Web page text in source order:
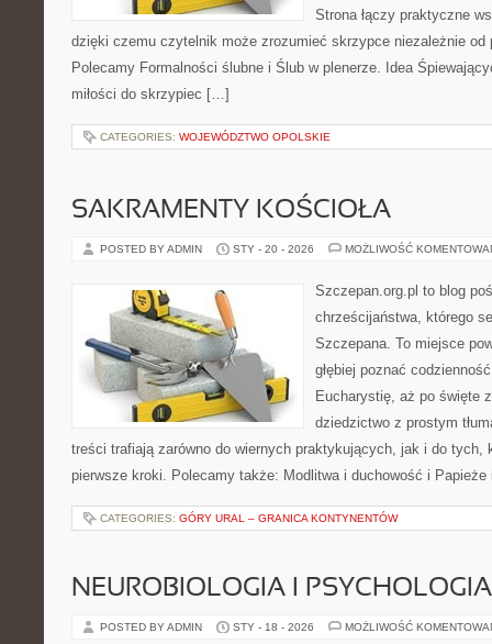
Strona łączy praktyczne
dzięki czemu czytelnik może zrozumieć skrzypce niezależnie od
Polecamy Formalności ślubne i Ślub w plenerze. Idea
miłości do skrzypiec […]
CATEGORIES: WOJEWÓDZTWO OPOLSKIE
SAKRAMENTY KOŚCIOŁA
POSTED BY ADMIN STY - 20 - 2026 MOŻLIWOŚĆ
Szczepan.org.pl to blog
chrześcijaństwa, którego
Szczepana. To miejsce
głębiej poznać
Eucharystię, aż po święte
dziedzictwo z prostym
treści trafiają zarówno do wiernych praktykujących, jak i do tych,
pierwsze kroki. Polecamy także: Modlitwa i duchowość i
CATEGORIES: GÓRY URAL – GRANICA KONTYNENTÓW
NEUROBIOLOGIA I PSYCHOLOGIA
POSTED BY ADMIN STY - 18 - 2026 MOŻLIWOŚĆ